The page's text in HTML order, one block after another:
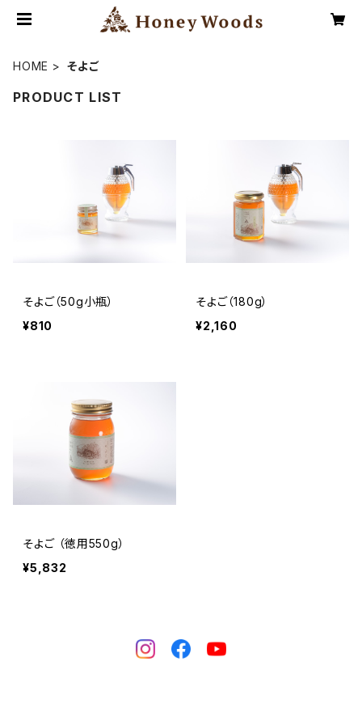
HOME そよご
PRODUCT LIST
そよご（50g小瓶）
¥810
そよご（180g）
¥2,160
そよご （徳用550g）
¥5,832